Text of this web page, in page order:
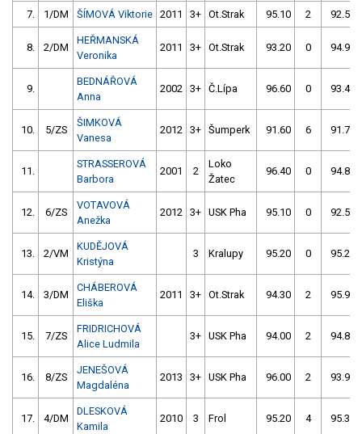
7. 1/DM ŠÍMOVÁ Viktorie 2011 3+ Ot.Strak 95.10 2 92.50
8. 2/DM
HEŘMANSKÁ
Veronika
2011 3+ Ot.Strak 93.20 0 94.90
9.
BEDNÁŘOVÁ
Anna
2002 3+ Č.Lípa 96.60 0 93.40
10. 5/ZS
ŠIMKOVÁ
Vanesa
2012 3+ Šumperk 91.60 6 91.70
11.
STRASSEROVÁ
Barbora
2001 2
Loko
Žatec
96.40 0 94.80
12. 6/ZS
VOTAVOVÁ
Anežka
2012 3+ USK Pha 95.10 0 92.50
13. 2/VM
KUDĚJOVÁ
Kristýna
3 Kralupy 95.20 0 95.20
14. 3/DM
CHÁBEROVÁ
Eliška
2011 3+ Ot.Strak 94.30 2 95.90
15. 7/ZS
FRIDRICHOVÁ
Alice Ludmila
3+ USK Pha 94.00 2 94.80
16. 8/ZS
JENEŠOVÁ
Magdaléna
2013 3+ USK Pha 96.00 2 93.90
17. 4/DM
DLESKOVÁ
Kamila
2010 3 Frol 95.20 4 95.30